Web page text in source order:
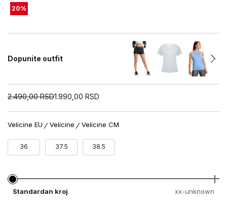
20%
Dopunite outfit
2.490,00 RSD1.990,00 RSD
Velicine EU Velicine Velicine CM
36 37.5 38.5
Standardan kroj xx-unknown